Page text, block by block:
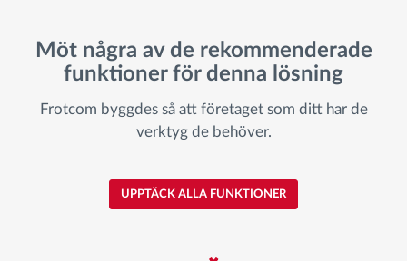
Möt några av de rekommenderade
funktioner för denna lösning
Frotcom byggdes så att företaget som ditt har de
verktyg de behöver.
UPPTÄCK ALLA FUNKTIONER